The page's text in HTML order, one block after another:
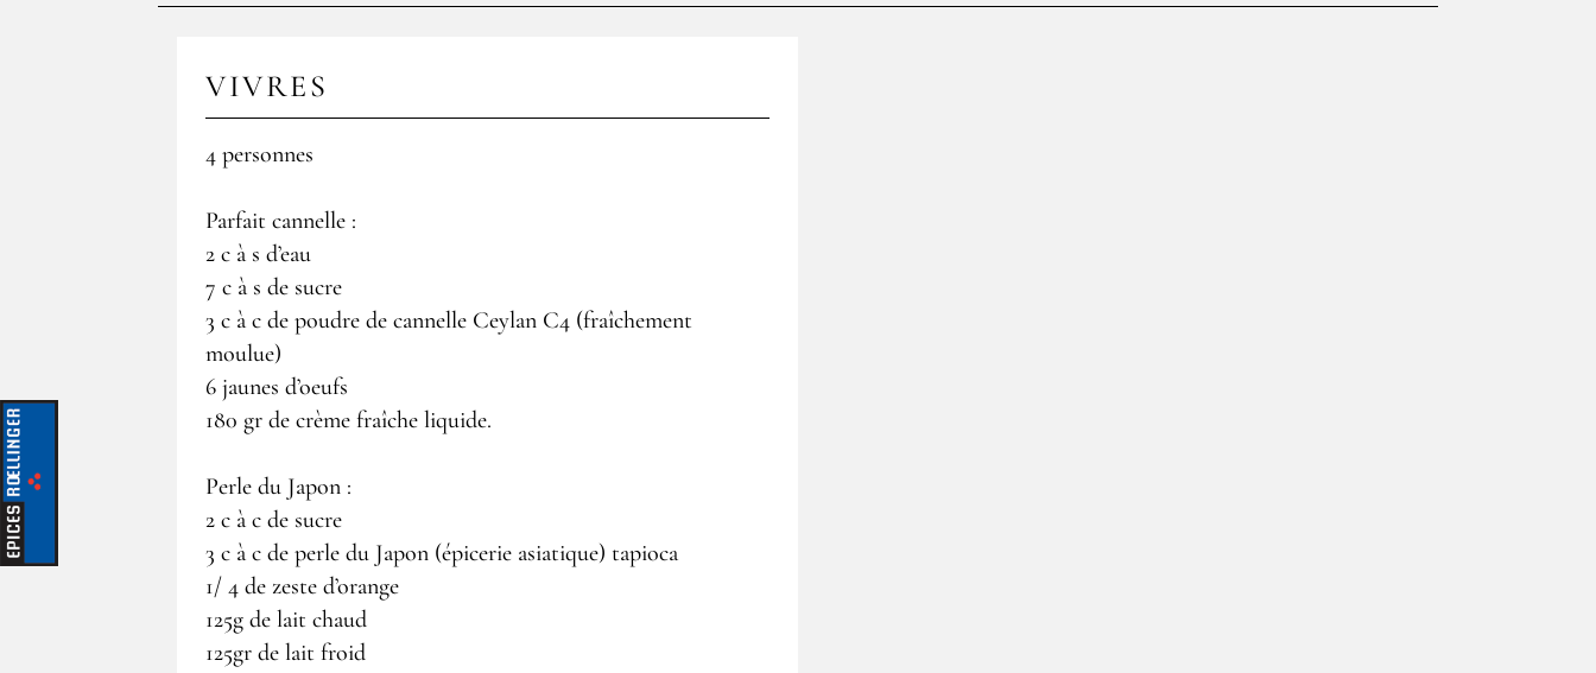
VIVRES
4 personnes
Parfait cannelle :
2 c à s d’eau
7 c à s de sucre
3 c à c de poudre de cannelle Ceylan C4 (fraîchement
moulue)
6 jaunes d’oeufs
180 gr de crème fraîche liquide.
Perle du Japon :
2 c à c de sucre
3 c à c de perle du Japon (épicerie asiatique) tapioca
1/ 4 de zeste d’orange
125g de lait chaud
125gr de lait froid